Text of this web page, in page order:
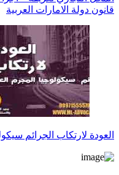
قانون دولة الامارات العربية
العودة لارتكاب الجرائم